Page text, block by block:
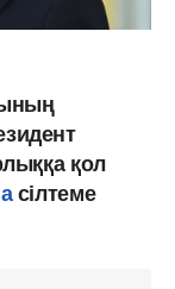
қол
сілтеме